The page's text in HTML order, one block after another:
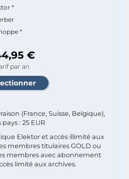
*
*
€
par an
(France, Suisse, Belgique),
: 25 EUR
Elektor et accès illimité aux
membres titulaires GOLD ou
membres avec abonnement
limité aux archives.